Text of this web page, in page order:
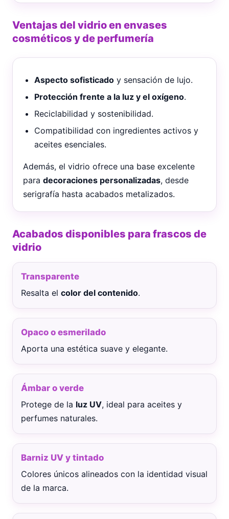
Ventajas del vidrio en envases
cosméticos y de perfumería
Aspecto sofisticado y sensación de lujo.
Protección frente a la luz y el oxígeno.
Reciclabilidad y sostenibilidad.
Compatibilidad con ingredientes activos y
aceites esenciales.
Además, el vidrio ofrece una base excelente
para decoraciones personalizadas, desde
serigrafía hasta acabados metalizados.
Acabados disponibles para frascos de
vidrio
Transparente
Resalta el color del contenido.
Opaco o esmerilado
Aporta una estética suave y elegante.
Ámbar o verde
Protege de la luz UV, ideal para aceites y
perfumes naturales.
Barniz UV y tintado
Colores únicos alineados con la identidad visual
de la marca.